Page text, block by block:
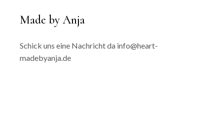
Made by Anja
Schick uns eine Nachricht da info@heart-
madebyanja.de